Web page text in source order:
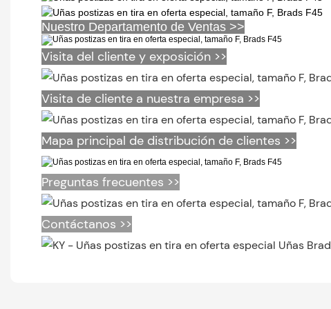
Nuestro Departamento de Ventas >>
Visita del cliente y exposición >>
Visita de cliente a nuestra empresa >>
Mapa principal de distribución de clientes >>
Preguntas frecuentes >>
Contáctanos >>